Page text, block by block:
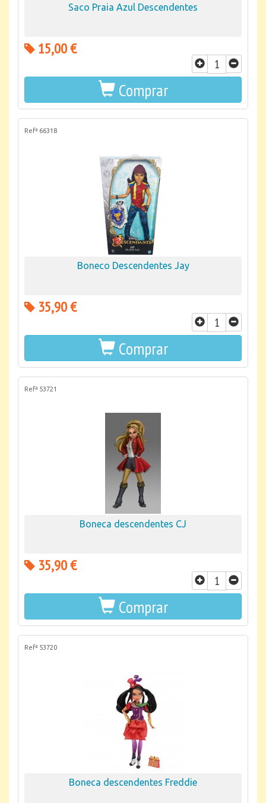
Saco Praia Azul Descendentes
15,00 €
Comprar
Refª 66318
Boneco Descendentes Jay
35,90 €
Comprar
Refª 53721
Boneca descendentes CJ
35,90 €
Comprar
Refª 53720
Boneca descendentes Freddie